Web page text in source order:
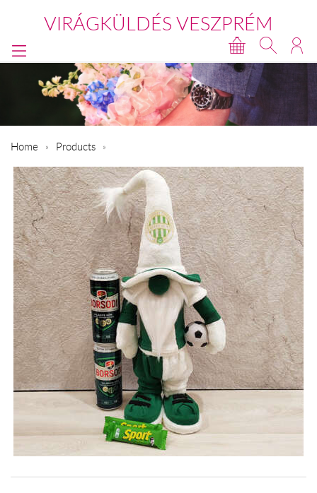
VIRÁGKÜLDÉS VESZPRÉM
Home Products